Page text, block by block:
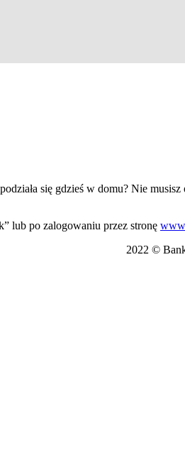
się gdzieś w domu? Nie
lub po zalogowaniu przez stronę
2022 ©